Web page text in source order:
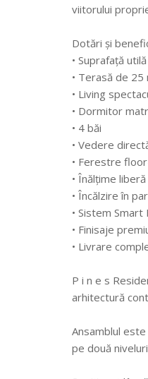
viitorului
Dotări și
• Suprafață
• Terasă de 25
• Living
• Dormitor
• 4 băi
• Vedere
• Ferestre
• Înălțime
• Încălzire în
• Sistem Smart
• Finisaje
• Livrare
P i n e s
arhitectură
Ansamblul
pe două